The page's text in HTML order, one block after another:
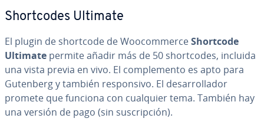
Sho­r­t­co­des Ultimate
El plugin de shortcode de Woo­co­m­me­r­ceShortcode
Ultimate permite añadir más de 50 sho­r­t­co­des, incluida
una vista previa en vivo. El co­m­ple­me­n­to es apto para
Gutenberg y también re­s­po­n­si­vo. El de­sa­rro­lla­dor
promete que funciona con cualquier tema. También hay
una versión de pago (sin su­s­cri­p­ción).